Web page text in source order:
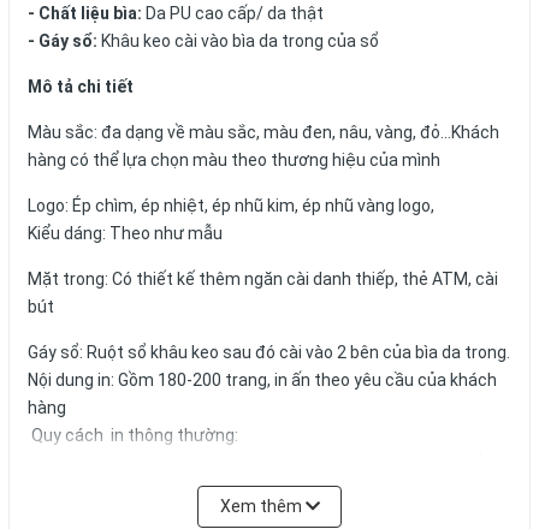
- Chất liệu bìa: Da PU cao cấp/ da thật
- Gáy sổ: Khâu keo cài vào bìa da trong của sổ
Mô tả chi tiết
Màu sắc: đa dạng về màu sắc, màu đen, nâu, vàng, đỏ...Khách
hàng có thể lựa chọn màu theo thương hiệu của mình
Logo: Ép chìm, ép nhiệt, ép nhũ kim, ép nhũ vàng logo,
Kiểu dáng: Theo như mẫu
Mặt trong: Có thiết kế thêm ngăn cài danh thiếp, thẻ ATM, cài
bút
Gáy sổ: Ruột sổ khâu keo sau đó cài vào 2 bên của bìa da trong.
Nội dung in: Gồm 180-200 trang, in ấn theo yêu cầu của khách
hàng
Quy cách in thông thường:
+ Trang viết: in 01 màu 01 nội dung trên giấy offset 80g màu
Xem thêm